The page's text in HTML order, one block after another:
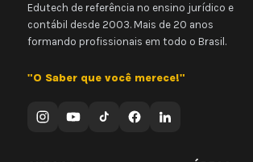
Edutech de referência no ensino jurídico e
contábil desde 2003. Mais de 20 anos
formando profissionais em todo o Brasil.
"O Saber que você merece!"